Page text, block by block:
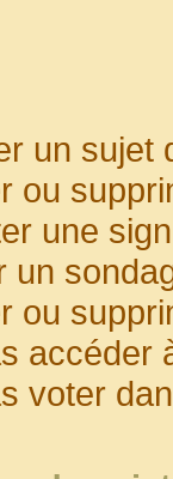
un sujet
ou
une
un
ou
accéder
voter